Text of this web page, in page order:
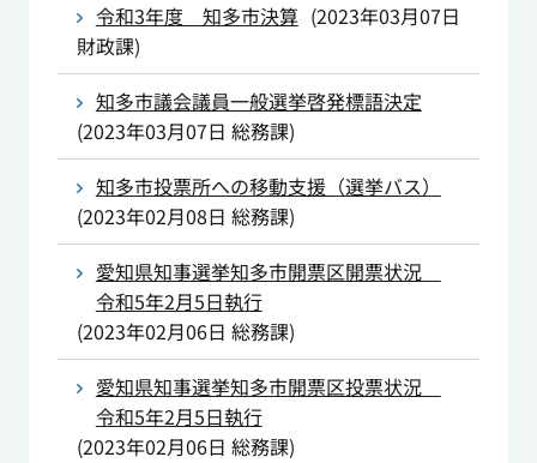
令和3年度 知多市決算 (2023年03月07日
財政課)
知多市議会議員一般選挙啓発標語決定
(2023年03月07日 総務課)
知多市投票所への移動支援（選挙バス）
(2023年02月08日 総務課)
愛知県知事選挙知多市開票区開票状況
令和5年2月5日執行
(2023年02月06日 総務課)
愛知県知事選挙知多市開票区投票状況
令和5年2月5日執行
(2023年02月06日 総務課)